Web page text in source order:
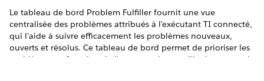
Le tableau de bord Problem Fulfiller fournit une vue
centralisée des problèmes attribués à l'exécutant TI connecté,
qui l'aide à suivre efficacement les problèmes nouveaux,
ouverts et résolus. Ce tableau de bord permet de prioriser les
problèmes en fonction de l'urgence, de surveiller les temps de